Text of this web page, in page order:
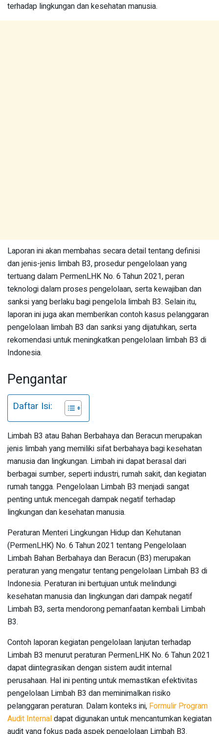
terhadap lingkungan dan kesehatan manusia.
Laporan ini akan membahas secara detail tentang definisi
dan jenis-jenis limbah B3, prosedur pengelolaan yang
tertuang dalam PermenLHK No. 6 Tahun 2021, peran
teknologi dalam proses pengelolaan, serta kewajiban dan
sanksi yang berlaku bagi pengelola limbah B3. Selain itu,
laporan ini juga akan memberikan contoh kasus pelanggaran
pengelolaan limbah B3 dan sanksi yang dijatuhkan, serta
rekomendasi untuk meningkatkan pengelolaan limbah B3 di
Indonesia.
Pengantar
Daftar Isi:
Limbah B3 atau Bahan Berbahaya dan Beracun merupakan
jenis limbah yang memiliki sifat berbahaya bagi kesehatan
manusia dan lingkungan. Limbah ini dapat berasal dari
berbagai sumber, seperti industri, rumah sakit, dan kegiatan
rumah tangga. Pengelolaan Limbah B3 menjadi sangat
penting untuk mencegah dampak negatif terhadap
lingkungan dan kesehatan manusia.
Peraturan Menteri Lingkungan Hidup dan Kehutanan
(PermenLHK) No. 6 Tahun 2021 tentang Pengelolaan
Limbah Bahan Berbahaya dan Beracun (B3) merupakan
peraturan yang mengatur tentang pengelolaan Limbah B3 di
Indonesia. Peraturan ini bertujuan untuk melindungi
kesehatan manusia dan lingkungan dari dampak negatif
Limbah B3, serta mendorong pemanfaatan kembali Limbah
B3.
Contoh laporan kegiatan pengelolaan lanjutan terhadap
Limbah B3 menurut peraturan PermenLHK No. 6 Tahun 2021
dapat diintegrasikan dengan sistem audit internal
perusahaan. Hal ini penting untuk memastikan efektivitas
pengelolaan Limbah B3 dan meminimalkan risiko
pelanggaran peraturan. Dalam konteks ini, Formulir Program
Audit Internaldapat digunakan untuk mencantumkan kegiatan